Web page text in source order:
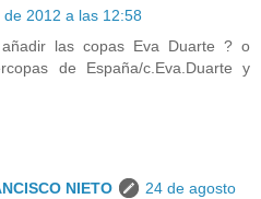
2012 a las 12:58
añadir las copas Eva Duarte ? o
de España/c.Eva.Duarte y
NIETO
24 de agosto